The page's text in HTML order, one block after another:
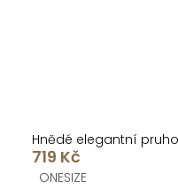
Hnědé elegantní
719 Kč
ONESIZE